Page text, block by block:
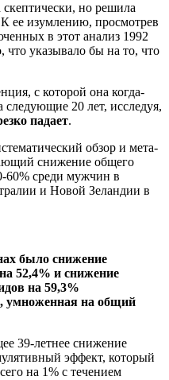
но решила
ее изумлению, просмотрев
в этот анализ 1992
что указывало бы на то, что
с которой она когда-
следующие 20 лет, исследуя,
падает.
обзор и мета-
снижение общего
60% среди мужчин в
и Новой Зеландии в
было снижение
52,4% и снижение
на 59,3%
умноженная на общий
39-летнее снижение
эффект, который
на 1% с течением